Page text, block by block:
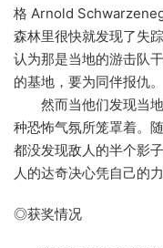
格 Arnold
森林里很快就发现了失
认为那是当地的游击队
的基地，要为同伴报仇。
然而当他们发现当地
种恐怖气氛所笼罩着。
都没发现敌人的半个影
人的达奇决心凭自己的
◎获奖情况